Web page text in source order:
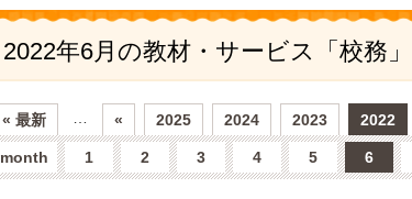
2022年6月の教材・サービス「校務
« 最新 « 2025 2024 2023 2022
month 1 2 3 4 5 6